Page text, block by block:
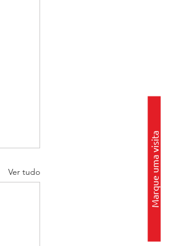
Marque uma visita
Ver tudo